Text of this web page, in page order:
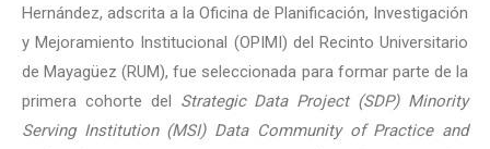
Hernández, adscrita a la Oficina de Planificación, Investigación
y Mejoramiento Institucional (OPIMI) del Recinto Universitario
de Mayagüez (RUM), fue seleccionada para formar parte de la
primera cohorte del Strategic Data Project (SDP) Minority
Serving Institution (MSI) Data Community of Practice and